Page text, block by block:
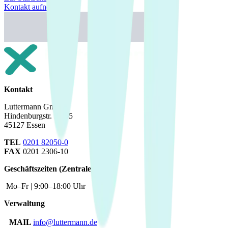
Kontakt aufnehmen
Kontakt
Luttermann GmbH
Hindenburgstr. 51-55
45127 Essen
TEL 0201 82050-0
FAX 0201 2306-10
Geschäftszeiten (Zentrale)
Mo–Fr | 9:00–18:00 Uhr
Verwaltung
MAIL info@luttermann.de